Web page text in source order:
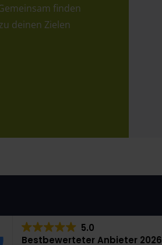
finden
deinen Zielen
5.0
Bestbewerteter Anbieter 2026